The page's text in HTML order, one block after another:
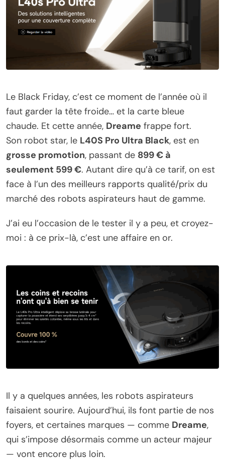
Le Black Friday, c’est ce moment de l’année où il
faut garder la tête froide… et la carte bleue
chaude. Et cette année, Dreame frappe fort.
Son robot star, le L40S Pro Ultra Black, est en
grosse promotion, passant de 899 € à
seulement 599 €. Autant dire qu’à ce tarif, on est
face à l’un des meilleurs rapports qualité/prix du
marché des robots aspirateurs haut de gamme.
J’ai eu l’occasion de le tester il y a peu, et croyez-
moi : à ce prix-là, c’est une affaire en or.
Il y a quelques années, les robots aspirateurs
faisaient sourire. Aujourd’hui, ils font partie de nos
foyers, et certaines marques — comme Dreame,
qui s’impose désormais comme un acteur majeur
— vont encore plus loin.